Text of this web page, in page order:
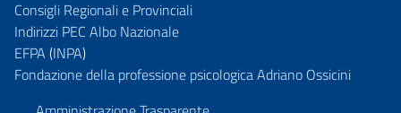
Consigli Regionali e Provinciali
Indirizzi PEC Albo Nazionale
EFPA (INPA)
Fondazione della professione psicologica Adriano Ossicini